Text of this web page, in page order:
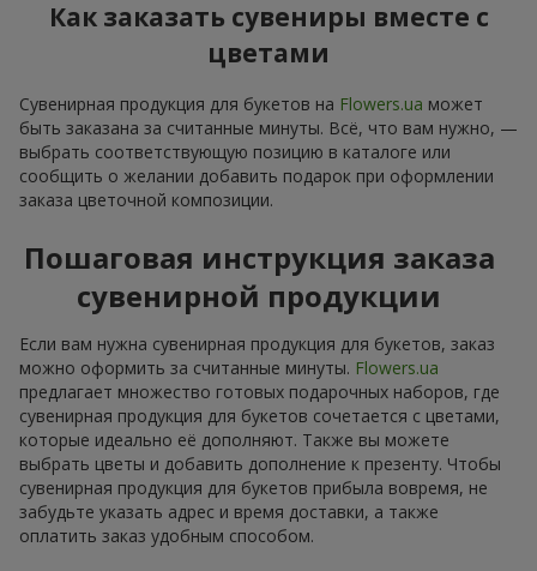
Как заказать сувениры вместе с
цветами
Сувенирная продукция для букетов на Flowers.ua может
быть заказана за считанные минуты. Всё, что вам нужно, —
выбрать соответствующую позицию в каталоге или
сообщить о желании добавить подарок при оформлении
заказа цветочной композиции.
Пошаговая инструкция заказа
сувенирной продукции
Если вам нужна сувенирная продукция для букетов, заказ
можно оформить за считанные минуты. Flowers.ua
предлагает множество готовых подарочных наборов, где
сувенирная продукция для букетов сочетается с цветами,
которые идеально её дополняют. Также вы можете
выбрать цветы и добавить дополнение к презенту. Чтобы
сувенирная продукция для букетов прибыла вовремя, не
забудьте указать адрес и время доставки, а также
оплатить заказ удобным способом.